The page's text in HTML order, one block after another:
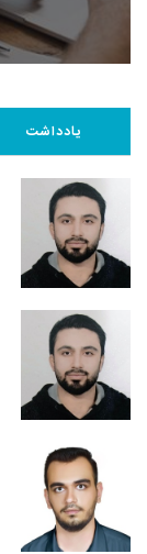
یادداشت